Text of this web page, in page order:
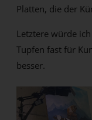
Platten, die der
Letztere würde
Tupfen fast für
besser.